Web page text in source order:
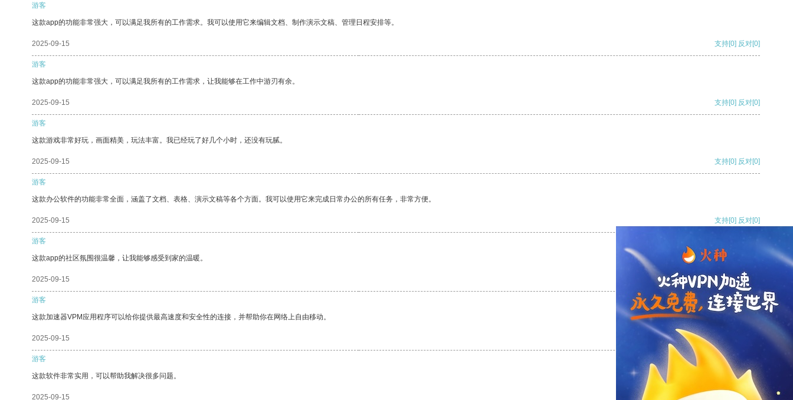
游客
这款app的功能非常强大，可以满足我所有的工作需求。我可以使用它来编辑文档、制作演示文稿、管理日程安排等。
2025-09-15 支持[0] 反对[0]
游客
这款app的功能非常强大，可以满足我所有的工作需求，让我能够在工作中游刃有余。
2025-09-15 支持[0] 反对[0]
游客
这款游戏非常好玩，画面精美，玩法丰富。我已经玩了好几个小时，还没有玩腻。
2025-09-15 支持[0] 反对[0]
游客
这款办公软件的功能非常全面，涵盖了文档、表格、演示文稿等各个方面。我可以使用它来完成日常办公的所有任务，非常方便。
2025-09-15 支持[0] 反对[0]
游客
这款app的社区氛围很温馨，让我能够感受到家的温暖。
2025-09-15 支持[0] 反对
游客
这款加速器VPM应用程序可以给你提供最高速度和安全性的连接，并帮助你在网络上自由移动。
2025-09-15 支持
游客
这款软件非常实用，可以帮助我解决很多问题。
2025-09-15 反对 [0]